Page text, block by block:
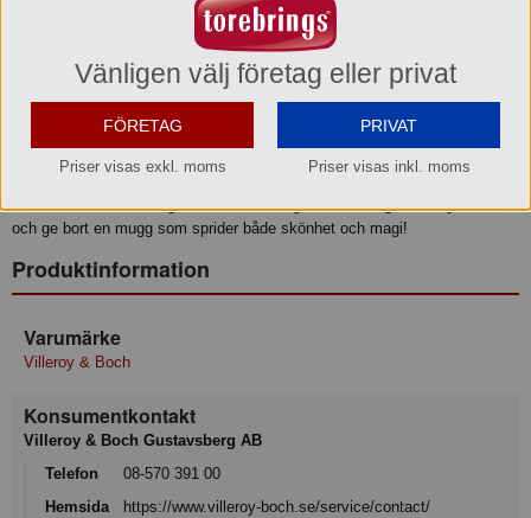
Stilren Mugg med Stjärntecken – Stenbocken
Följ stjärnorna och ge bort något alldeles unikt! Vår
NewWave Stars
kollektion, som är under en lycklig stjärna, erbjuder finaste porslin prytt
någon du håller kär, eller unna dig själv en bit himmelsk elegans. Denna
stiliga mugg visar stjärnbilden
, med ett utsökt realguld-motiv
och ge bort en mugg som sprider både skönhet och magi!
Produktinformation
Varumärke
Villeroy & Boch
Konsumentkontakt
Villeroy & Boch Gustavsberg AB
Telefon
08-570 391 00
Hemsida
https://www.villeroy-boch.se/service/contact/
Vänligen välj företag eller privat
FÖRETAG
Priser visas exkl. moms
PRIVAT
Priser visas inkl. moms